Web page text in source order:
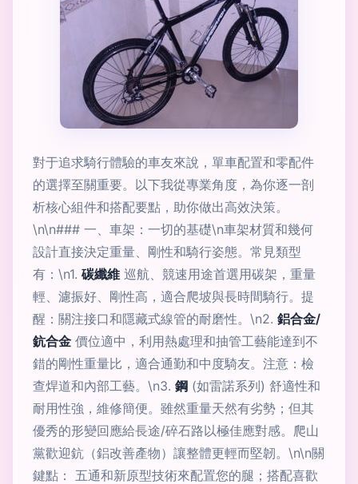
對于追求騎行體驗的車友來說，單車配置和零配件
的選擇至關重要。以下我從專業角度，為你逐一剖
析核心組件和搭配要點，助你做出高效決策。
\n\n### 一、車架：一切的基礎\n車架材質和幾何
設計直接決定重量、剛性和騎行姿態。常見類型
有：\n1. 碳纖維 巡航、競速用途首選用碳架，重量
輕、濾振好、剛性高，適合爬坡與長時間騎行。提
醒：關注接口和隱藏式線管的耐磨性。\n2. 鋁合金/
鈧合金 價位適中，利用熱處理和抽管工藝能達到不
錯的剛性重量比，適合通勤和中度騎友。注意：檢
查焊道和內部工藝。\n3. 鋼 (如雷諾系列) 舒適性和
耐用性強，維修簡便。雖然重量天然有劣勢；但其
優秀的形變回應給長途/碎石路以極佳應對感。爬山
黨歡迎鈧（鋁改善產物）讓整體更輕而堅韌。\n\n關
鍵點： 五通和新原型技術來配置您的腿；搭配喜歡